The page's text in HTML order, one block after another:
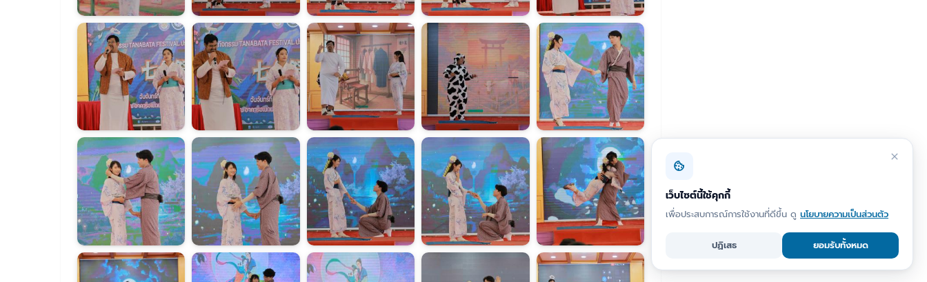
เว็บไซต์นี้ใช้คุกกี้
เพื่อประสบการณ์การใช้งานที่ดีขึ้น ดู นโยบายความเป็นส่วนตัว
ปฏิเสธ ยอมรับทั้งหมด